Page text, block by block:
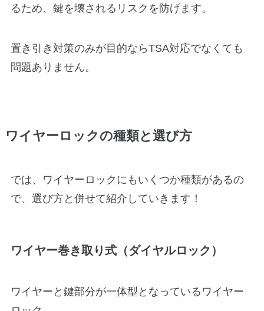
るため、鍵を壊されるリスクを防げます。
置き引き対策のみが目的ならTSA対応でなくても
問題ありません。
ワイヤーロックの種類と選び方
では、ワイヤーロックにもいくつか種類があるの
で、選び方と併せて紹介していきます！
ワイヤー巻き取り式（ダイヤルロック）
ワイヤーと鍵部分が一体型となっているワイヤー